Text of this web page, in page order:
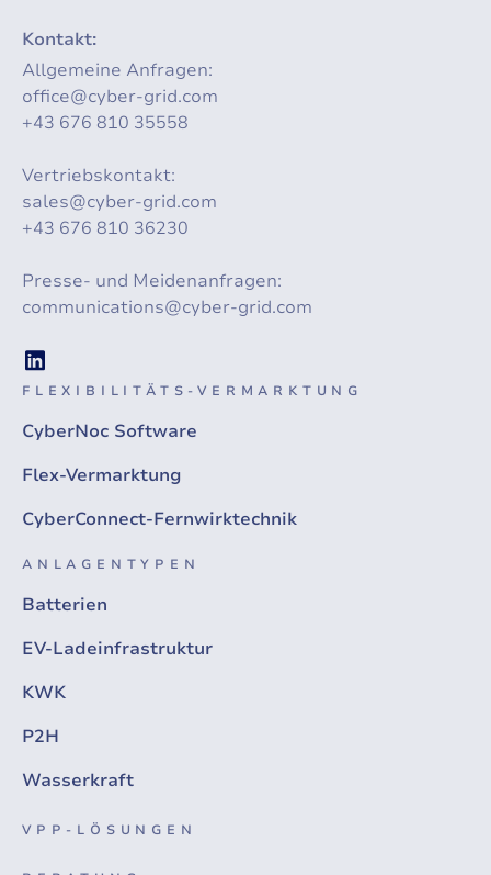
Kontakt:
Allgemeine Anfragen:
office@cyber-grid.com
+43 676 810 35558
Vertriebskontakt:
sales@cyber-grid.com
+43 676 810 36230
Presse- und Meidenanfragen:
communications@cyber-grid.com
FLEXIBILITÄTS-VERMARKTUNG
CyberNoc Software
Flex-Vermarktung
CyberConnect-Fernwirktechnik
ANLAGENTYPEN
Batterien
EV-Ladeinfrastruktur
KWK
P2H
Wasserkraft
VPP-LÖSUNGEN